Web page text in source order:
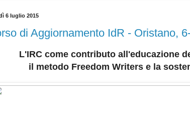
6 luglio 2015
di Aggiornamento IdR - Oristano,
L'IRC come contributo all'educazione
il metodo Freedom Writers e la